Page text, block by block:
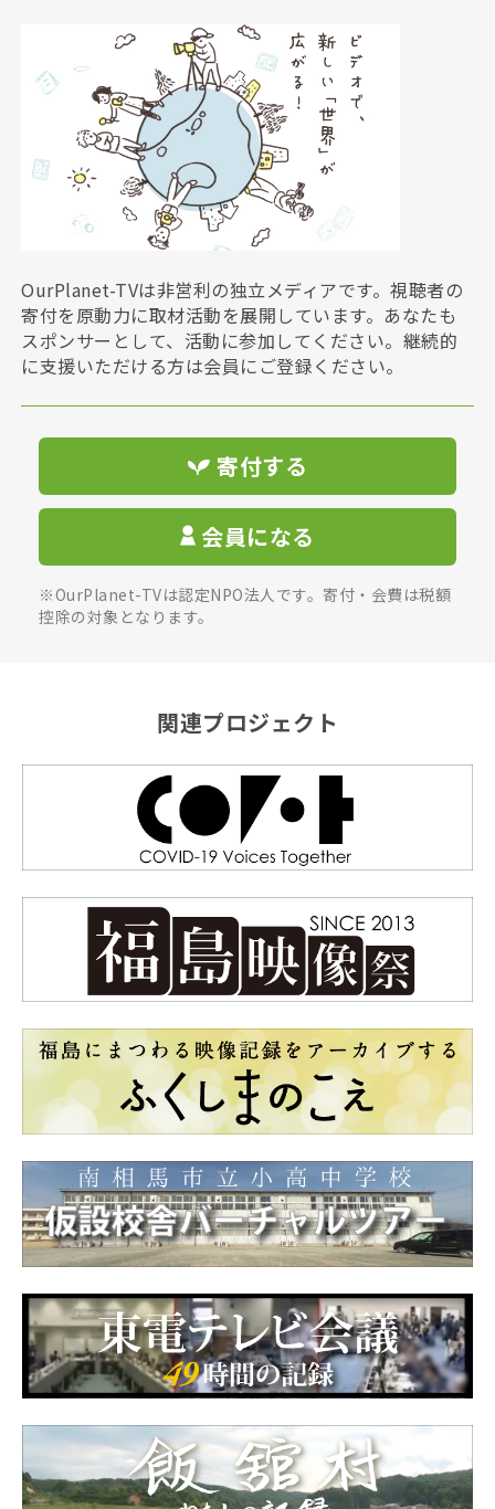
OurPlanet-TVは非営利の独立メディアです。視聴者の
寄付を原動力に取材活動を展開しています。あなたも
スポンサーとして、活動に参加してください。継続的
に支援いただける方は会員にご登録ください。
寄付する
会員になる
※OurPlanet-TVは認定NPO法人です。寄付・会費は税額
控除の対象となります。
関連プロジェクト